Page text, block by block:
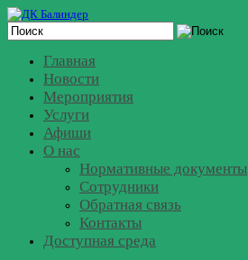
Главная
Новости
Мероприятия
Услуги
Афиши
О нас
Нормативные документы
Сотрудники
Обратная связь
Контакты
Доступная среда